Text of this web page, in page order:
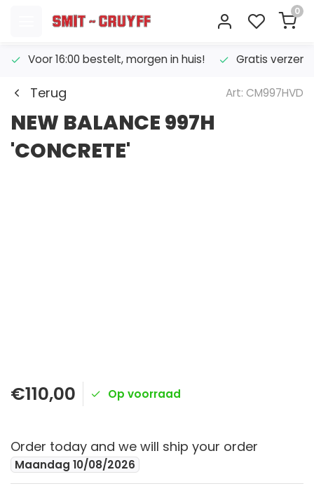
0
Voor 16:00 bestelt, morgen in huis! Gratis
Terug Art: CM997HVD
NEW BALANCE 997H
'CONCRETE'
€110,00 Op voorraad
Order today and we will ship your order
Maandag 10/08/2026